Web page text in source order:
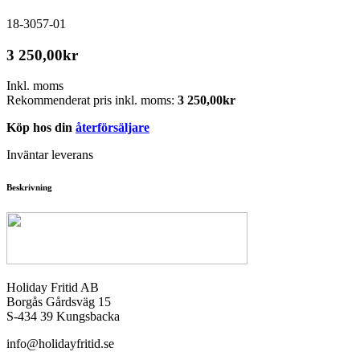
18-3057-01
3 250,00kr
Inkl. moms
Rekommenderat pris inkl. moms: 3 250,00kr
Köp hos din återförsäljare
Inväntar leverans
Beskrivning
Holiday Fritid AB
Borgås Gårdsväg 15
S-434 39 Kungsbacka
info@holidayfritid.se